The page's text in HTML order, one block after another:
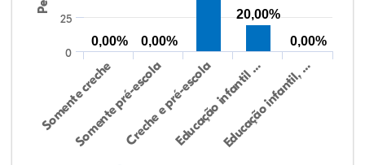
Somente creche
Somente pré-escolaCreche e pré-escolaEducação infantil …
Educação infantil, …
0
25
0,00% 0,00%
20,00%
0,00%